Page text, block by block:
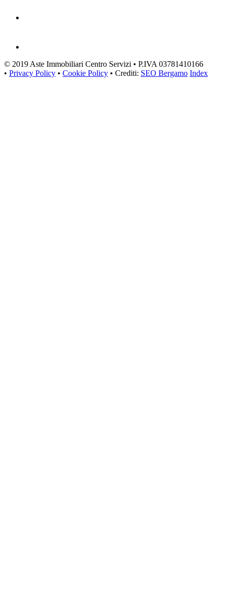
© 2019 Aste Immobiliari Centro Servizi • P.IVA 03781410166
• Privacy Policy • Cookie Policy • Crediti: SEO Bergamo Index